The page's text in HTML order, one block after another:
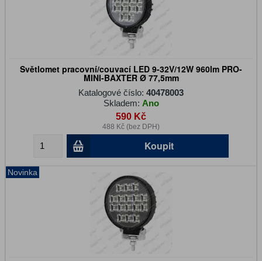
Světlomet pracovní/couvací LED 9-32V/12W 960lm PRO-
MINI-BAXTER Ø 77,5mm
Katalogové číslo: 40478003
Skladem: Ano
590 Kč
488 Kč (bez DPH)
Koupit
Novinka